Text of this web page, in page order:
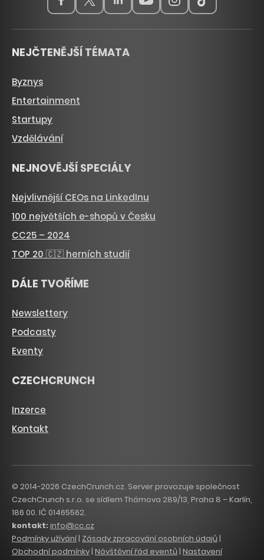
NEJČTENĚJŠÍ TÉMATA
Byznys
Entertainment
Startupy
Vzdělávání
NEJNOVĚJŠÍ SPECIÁLY
Nejvlivnější CEOs na LinkedInu
100 největších e-shopů v Česku
CC25 – 2024
TOP 20 🇨🇿 herních studií
DÁLE TVOŘÍME
Newslettery
Podcasty
Eventy
CZECHCRUNCH
Inzerce
Kontakt
© 2014-2026 CzechCrunch.cz. Server provozuje společnost
CzechCrunch s.r.o. se sídlem Thámova 289/13, Praha 8 – Karlín,
186 00. IČ 01465562.
kontakt:info@cc.cz
Podmínky užívání| Zásady zpracování osobních údajů |
Obchodní podmínky | Návštěvní řád eventů | Nastavení